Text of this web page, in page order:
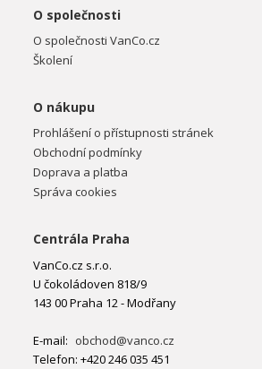
O společnosti
O společnosti VanCo.cz
Školení
O nákupu
Prohlášení o přístupnosti stránek
Obchodní podmínky
Doprava a platba
Správa cookies
Centrála Praha
VanCo.cz s.r.o.
U čokoládoven 818/9
143 00 Praha 12 - Modřany
E-mail: obchod@vanco.cz
Telefon: +420 246 035 451